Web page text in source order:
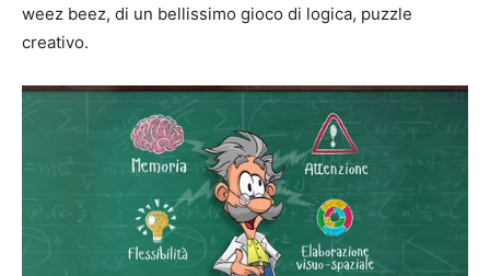
weez beez, di un bellissimo gioco di logica, puzzle
creativo.